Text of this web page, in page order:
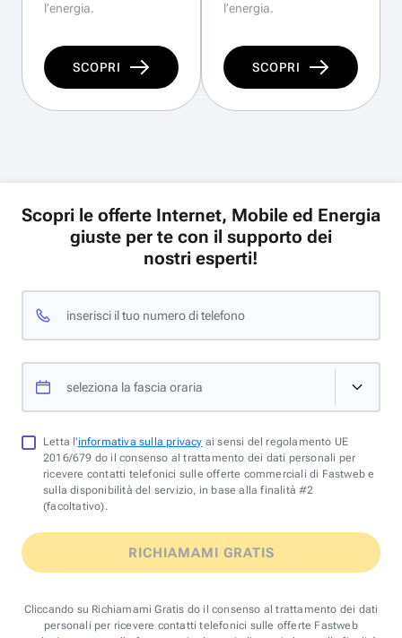
l’energia.
SCOPRI
l’energia.
SCOPRI
Scopri le offerte Internet, Mobile ed Energia
giuste per te con il supporto dei
nostri esperti!
inserisci il tuo numero di telefono
seleziona la fascia oraria
Letta l'informativa sulla privacy ai sensi del regolamento UE
2016/679 do il consenso al trattamento dei dati personali per
ricevere contatti telefonici sulle offerte commerciali di Fastweb e
sulla disponibilità del servizio, in base alla finalità #2
(facoltativo).
RICHIAMAMI GRATIS
Cliccando su Richiamami Gratis do il consenso al trattamento dei dati
personali per ricevere contatti telefonici sulle offerte Fastweb